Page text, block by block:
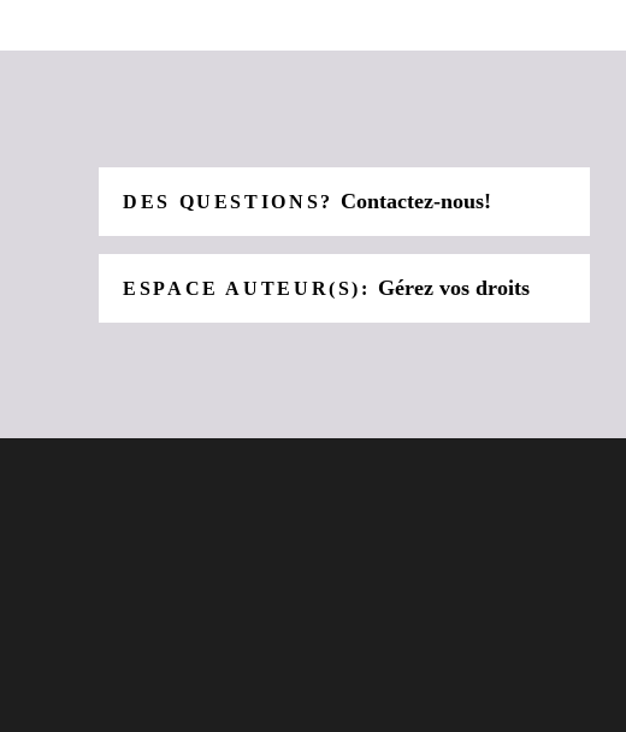
DES QUESTIONS?Contactez-nous!
ESPACE AUTEUR(S): Gérez vos droits